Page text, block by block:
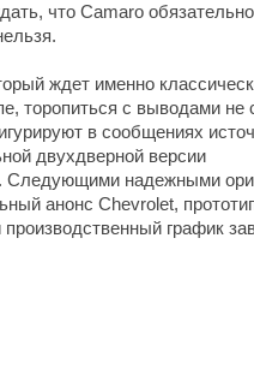
что Camaro
ждет именно
торопиться с выводами не
в сообщениях
двухдверной версии
Следующими надежными
анонс Chevrolet,
график